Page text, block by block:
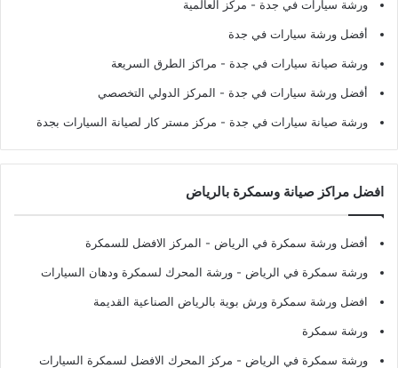
ورشة سيارات في جدة - مركز العالمية
أفضل ورشة سيارات في جدة
ورشة صيانة سيارات في جدة - مراكز الطرق السريعة
أفضل ورشة سيارات في جدة - المركز الدولي التخصصي
ورشة صيانة سيارات في جدة - مركز مستر كار لصيانة السيارات بجدة
افضل مراكز صيانة وسمكرة بالرياض
أفضل ورشة سمكرة في الرياض - المركز الافضل للسمكرة
ورشة سمكرة في الرياض - ورشة المحرك لسمكرة ودهان السيارات
افضل ورشة سمكرة ورش بوية بالرياض الصناعية القديمة
ورشة سمكرة
ورشة سمكرة في الرياض - مركز المحرك الافضل لسمكرة السيارات